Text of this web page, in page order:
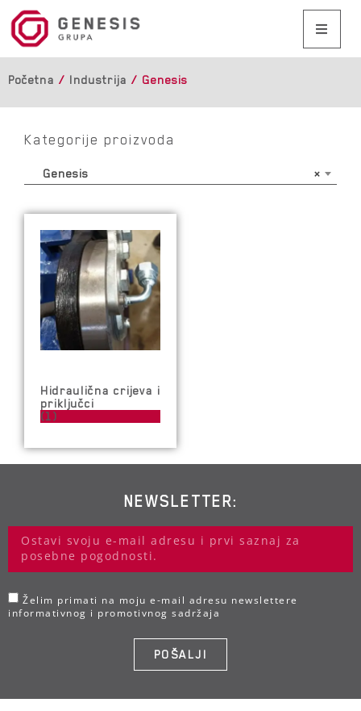
Početna / Industrija / Genesis
Kategorije proizvoda
×
Genesis
Hidraulična crijeva i
priključci
(1)
NEWSLETTER:
Želim primati na moju e-mail adresu newslettere
informativnog i promotivnog sadržaja
POŠALJI